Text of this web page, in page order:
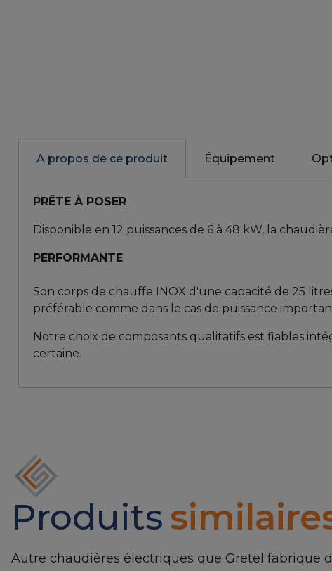
A propos de ce produit Équipement
PRÊTE À POSER
Disponible en 12 puissances de 6 à 48 kW, la
PERFORMANTE
Son corps de chauffe INOX d'une capacité de 25
préférable comme dans le cas de puissance
Notre choix de composants qualitatifs est fiables
certaine.
Produits
Autre chaudières électriques que Gretel fabrique